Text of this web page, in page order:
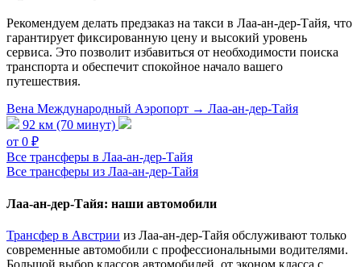
Рекомендуем делать предзаказ на такси в Лаа-ан-дер-Тайя, что
гарантирует фиксированную цену и высокий уровень
сервиса. Это позволит избавиться от необходимости поиска
транспорта и обеспечит спокойное начало вашего
путешествия.
Вена Международный Аэропорт → Лаа-ан-дер-Тайя
92 км (70 минут)
от 0 ₽
Все трансферы в Лаа-ан-дер-Тайя
Все трансферы из Лаа-ан-дер-Тайя
Лаа-ан-дер-Тайя: наши автомобили
Трансфер в Австрии из Лаа-ан-дер-Тайя обслуживают только
современные автомобили с профессиональными водителями.
Большой выбор классов автомобилей, от эконом класса с